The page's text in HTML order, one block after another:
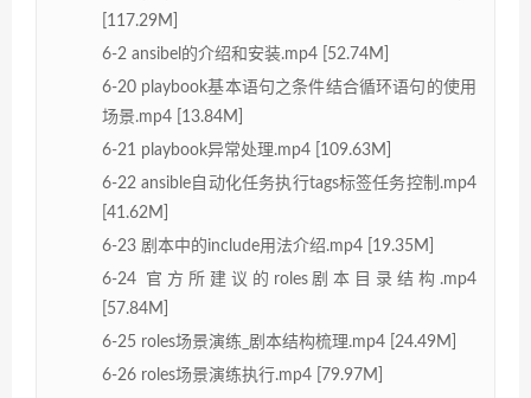
[117.29M]
6-2 ansibel的介绍和安装.mp4 [52.74M]
6-20 playbook基本语句之条件结合循环语句的使用
场景.mp4 [13.84M]
6-21 playbook异常处理.mp4 [109.63M]
6-22 ansible自动化任务执行tags标签任务控制.mp4
[41.62M]
6-23 剧本中的include用法介绍.mp4 [19.35M]
6-24 官方所建议的roles剧本目录结构.mp4
[57.84M]
6-25 roles场景演练_剧本结构梳理.mp4 [24.49M]
6-26 roles场景演练执行.mp4 [79.97M]